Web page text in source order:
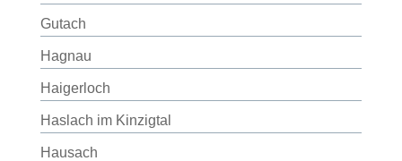
Gutach
Hagnau
Haigerloch
Haslach im Kinzigtal
Hausach